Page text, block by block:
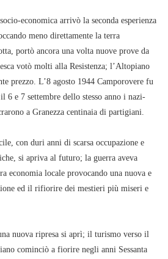
economica arrivò la seconda esperienza
meno direttamente la terra
portò ancora una volta nuove prove da
votò molti alla Resistenza; l’Altopiano
prezzo. L’8 agosto 1944 Camporovere fu
6 e 7 settembre dello stesso anno i nazi-
a Granezza centinaia di partigiani.
con duri anni di scarsa occupazione e
si apriva al futuro; la guerra aveva
economia locale provocando una nuova e
ed il rifiorire dei mestieri più miseri e
nuova ripresa si aprì; il turismo verso il
cominciò a fiorire negli anni Sessanta